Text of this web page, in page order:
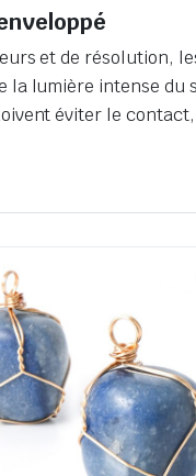
et de résolution,
la lumière intense
éviter le